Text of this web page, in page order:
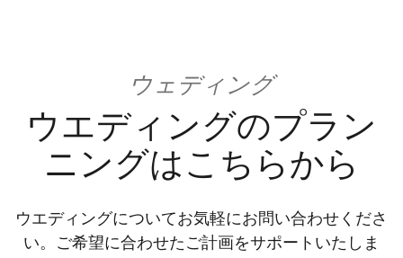
ウェディング
ウエディングのプラン
ニングはこちらから
ウエディングについてお気軽にお問い合わせくださ
い。ご希望に合わせたご計画をサポートいたしま